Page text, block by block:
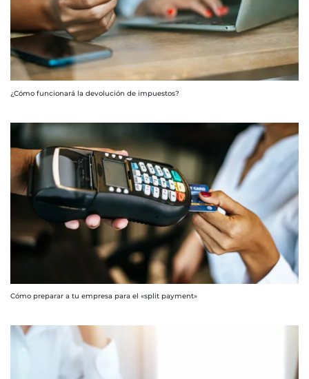
¿Cómo funcionará la devolución de impuestos?
Cómo preparar a tu empresa para el «split payment»